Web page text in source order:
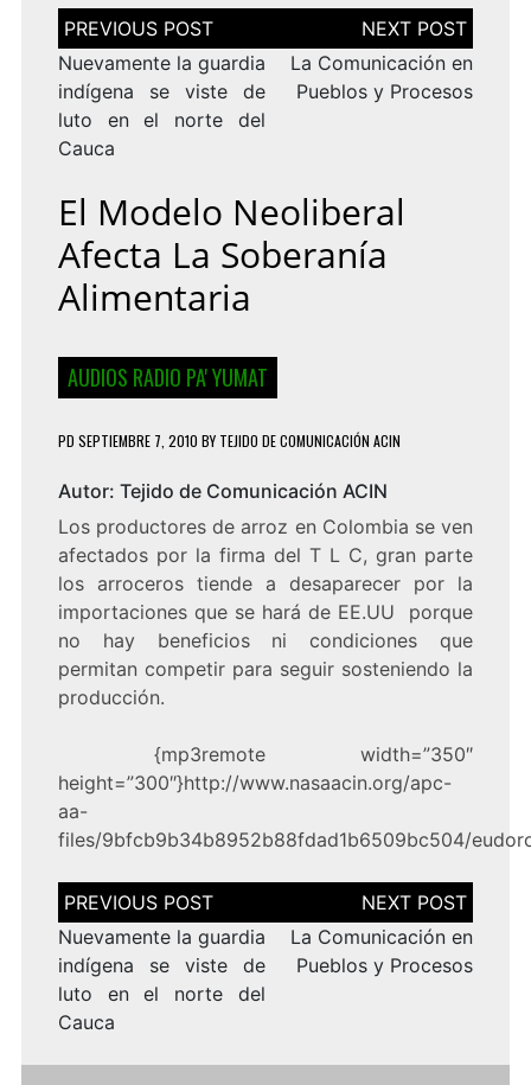
Navegación
de
entradas
Nuevamente la guardia
indígena se viste de
luto en el norte del
Cauca
La Comunicación en
Pueblos y Procesos
El Modelo Neoliberal
Afecta La Soberanía
Alimentaria
AUDIOS RADIO PA' YUMAT
PD SEPTIEMBRE 7, 2010 BY TEJIDO DE COMUNICACIÓN ACIN
Autor: Tejido de Comunicación ACIN
Los productores de arroz en Colombia se ven
afectados por la firma del T L C, gran parte
los arroceros tiende a desaparecer por la
importaciones que se hará de EE.UU
porque
no hay beneficios ni condiciones que
permitan competir para seguir sosteniendo la
producción.
{mp3remote width=”350″
height=”300″}http://www.nasaacin.org/apc-
aa-
files/9bfcb9b34b8952b88fdad1b6509bc504/
Navegación
de
entradas
Nuevamente la guardia
indígena se viste de
luto en el norte del
Cauca
La Comunicación en
Pueblos y Procesos